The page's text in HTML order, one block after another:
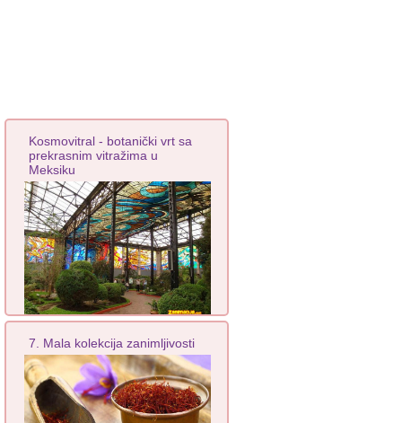
Kosmovitral - botanički vrt sa
prekrasnim vitražima u
Meksiku
7. Mala kolekcija zanimljivosti